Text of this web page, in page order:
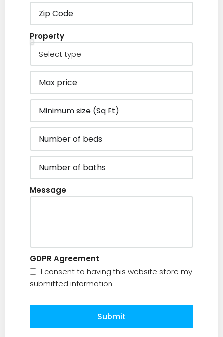
Property
Message
GDPR Agreement
I consent to having this website store my
submitted information
Submit